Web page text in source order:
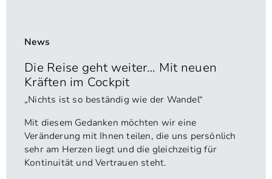
News
Die Reise geht weiter… Mit neuen
Kräften im Cockpit
„Nichts ist so beständig wie der Wandel“
Mit diesem Gedanken möchten wir eine
Veränderung mit Ihnen teilen, die uns persönlich
sehr am Herzen liegt und die gleichzeitig für
Kontinuität und Vertrauen steht.